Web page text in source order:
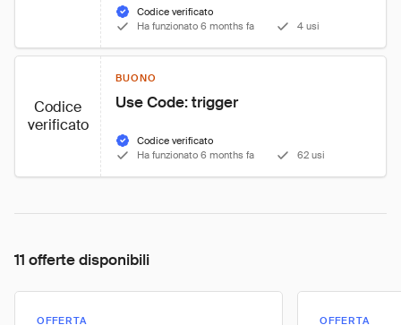
Codice verificato
Ha funzionato 6 months fa
4 usi
Codice
verificato
BUONO
Use Code: trigger
Codice verificato
Ha funzionato 6 months fa
62 usi
11 offerte disponibili
OFFERTA OFFERTA